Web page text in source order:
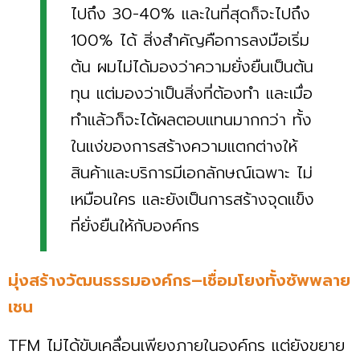
ไปถึง 30-40% และในที่สุดก็จะไปถึง
100% ได้ สิ่งสำคัญคือการลงมือเริ่ม
ต้น ผมไม่ได้มองว่าความยั่งยืนเป็นต้น
ทุน แต่มองว่าเป็นสิ่งที่ต้องทำ และเมื่อ
ทำแล้วก็จะได้ผลตอบแทนมากกว่า ทั้ง
ในแง่ของการสร้างความแตกต่างให้
สินค้าและบริการมีเอกลักษณ์เฉพาะ ไม่
เหมือนใคร และยังเป็นการสร้างจุดแข็ง
ที่ยั่งยืนให้กับองค์กร
มุ่งสร้างวัฒนธรรมองค์กร–เชื่อมโยงทั้งซัพพลาย
เชน
TFM ไม่ได้ขับเคลื่อนเพียงภายในองค์กร แต่ยังขยาย